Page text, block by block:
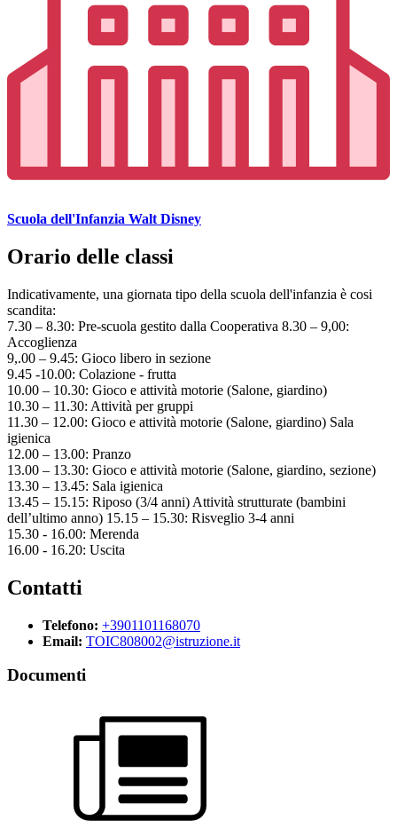
Scuola dell'Infanzia Walt Disney
Orario delle classi
Indicativamente, una giornata tipo della scuola dell'infanzia è cosi
scandita:
7.30 – 8.30: Pre-scuola gestito dalla Cooperativa 8.30 – 9,00:
Accoglienza
9,.00 – 9.45: Gioco libero in sezione
9.45 -10.00: Colazione - frutta
10.00 – 10.30: Gioco e attività motorie (Salone, giardino)
10.30 – 11.30: Attività per gruppi
11.30 – 12.00: Gioco e attività motorie (Salone, giardino) Sala
igienica
12.00 – 13.00: Pranzo
13.00 – 13.30: Gioco e attività motorie (Salone, giardino, sezione)
13.30 – 13.45: Sala igienica
13.45 – 15.15: Riposo (3/4 anni) Attività strutturate (bambini
dell’ultimo anno) 15.15 – 15.30: Risveglio 3-4 anni
15.30 - 16.00: Merenda
16.00 - 16.20: Uscita
Contatti
Telefono: +3901101168070
Email: TOIC808002@istruzione.it
Documenti